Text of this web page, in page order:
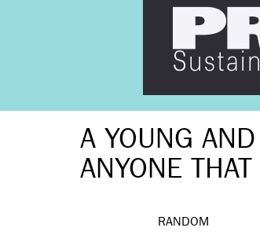
A YOUNG AND
ANYONE THAT
RANDOM